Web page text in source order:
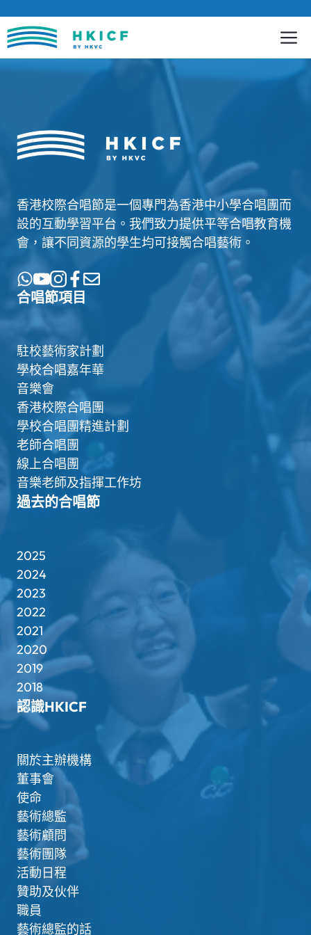
至
內
香港校際合唱節是一個專門為香港中小學合唱團而
設的互動學習平台。我們致力提供平等合唱教育機
會，讓不同資源的學生均可接觸合唱藝術。
合唱節項目
駐校藝術家計劃
學校合唱嘉年華
音樂會
香港校際合唱團
學校合唱團精進計劃
老師合唱團
線上合唱團
音樂老師及指揮工作坊
過去的合唱節
2025
2024
2023
2022
2021
2020
2019
2018
認識HKICF
關於主辦機構
董事會
使命
藝術總監
藝術顧問
藝術團隊
活動日程
贊助及伙伴
職員
藝術總監的話